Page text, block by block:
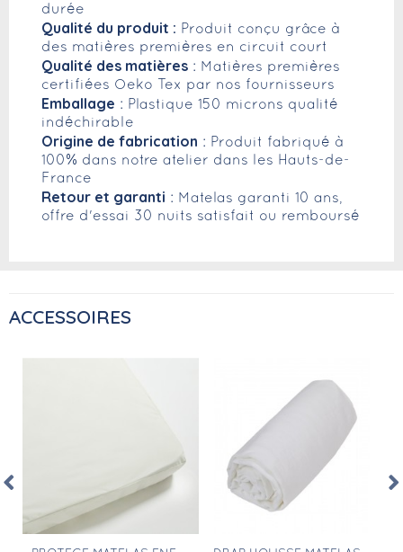
durée
Qualité du produit : Produit conçu grâce à
des matières premières en circuit court
Qualité des matières : Matières premières
certifiées Oeko Tex par nos fournisseurs
Emballage : Plastique 150 microns qualité
indéchirable
Origine de fabrication : Produit fabriqué à
100% dans notre atelier dans les Hauts-de-
France
Retour et garanti : Matelas garanti 10 ans,
offre d'essai 30 nuits satisfait ou remboursé
ACCESSOIRES